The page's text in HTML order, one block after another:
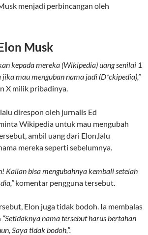
menjadi perbincangan oleh
Musk
kepada mereka (Wikipedia) uang senilai 1
mau menguban nama jadi (D*ckipedia),”
X milik pribadinya.
direspon oleh jurnalis Ed
Wikipedia untuk mau mengubah
ambil uang dari Elon,lalu
mereka seperti sebelumnya.
Kalian bisa mengubahnya kembali setelah
komentar pengguna tersebut.
Elon juga tidak bodoh. Ia membalas
“Setidaknya nama tersebut harus bertahan
Saya tidak bodoh,”.